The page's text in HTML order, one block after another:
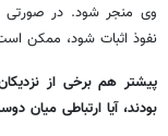
وی منجر شود. در صورتی
نفوذ اثبات شود، ممکن
پیشتر هم برخی از
بودند، آیا ارتباطی میان